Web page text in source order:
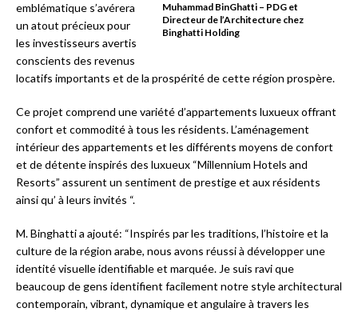
Muhammad BinGhatti – PDG et
Directeur de l’Architecture chez
Binghatti Holding
emblématique s’avérera
un atout précieux pour
les investisseurs avertis
conscients des revenus
locatifs importants et de la prospérité de cette région prospère.
Ce projet comprend une variété d’appartements luxueux offrant
confort et commodité à tous les résidents. L’aménagement
intérieur des appartements et les différents moyens de confort
et de détente inspirés des luxueux “Millennium Hotels and
Resorts” assurent un sentiment de prestige et aux résidents
ainsi qu’ à leurs invités “.
M. Binghatti a ajouté: “Inspirés par les traditions, l’histoire et la
culture de la région arabe, nous avons réussi à développer une
identité visuelle identifiable et marquée. Je suis ravi que
beaucoup de gens identifient facilement notre style architectural
contemporain, vibrant, dynamique et angulaire à travers les